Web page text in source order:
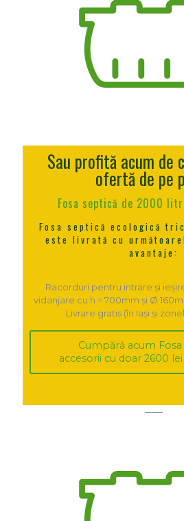
Sau profită acum de
ofertă de pe
Fosa septică de 2000 litri
Fosa septică ecologică
este livrată cu
avantaje:
Racorduri pentru intrare și
vidanjare cu h = 700mm și Ø
Livrare gratis (în Iași și
Cumpără acum Fosa
accesorii cu doar 2600 lei